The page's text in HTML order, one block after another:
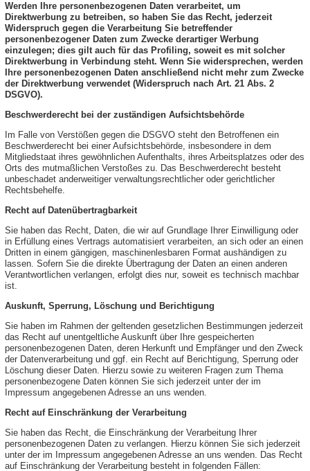
Werden Ihre personenbezogenen Daten verarbeitet, um
Direktwerbung zu betreiben, so haben Sie das Recht, jederzeit
Widerspruch gegen die Verarbeitung Sie betreffender
personenbezogener Daten zum Zwecke derartiger Werbung
einzulegen; dies gilt auch für das Profiling, soweit es mit solcher
Direktwerbung in Verbindung steht. Wenn Sie widersprechen, werden
Ihre personenbezogenen Daten anschließend nicht mehr zum Zwecke
der Direktwerbung verwendet (Widerspruch nach Art. 21 Abs. 2
DSGVO).
Beschwerderecht bei der zuständigen Aufsichtsbehörde
Im Falle von Verstößen gegen die DSGVO steht den Betroffenen ein
Beschwerderecht bei einer Aufsichtsbehörde, insbesondere in dem
Mitgliedstaat ihres gewöhnlichen Aufenthalts, ihres Arbeitsplatzes oder des
Orts des mutmaßlichen Verstoßes zu. Das Beschwerderecht besteht
unbeschadet anderweitiger verwaltungsrechtlicher oder gerichtlicher
Rechtsbehelfe.
Recht auf Datenübertragbarkeit
Sie haben das Recht, Daten, die wir auf Grundlage Ihrer Einwilligung oder
in Erfüllung eines Vertrags automatisiert verarbeiten, an sich oder an einen
Dritten in einem gängigen, maschinenlesbaren Format aushändigen zu
lassen. Sofern Sie die direkte Übertragung der Daten an einen anderen
Verantwortlichen verlangen, erfolgt dies nur, soweit es technisch machbar
ist.
Auskunft, Sperrung, Löschung und Berichtigung
Sie haben im Rahmen der geltenden gesetzlichen Bestimmungen jederzeit
das Recht auf unentgeltliche Auskunft über Ihre gespeicherten
personenbezogenen Daten, deren Herkunft und Empfänger und den Zweck
der Datenverarbeitung und ggf. ein Recht auf Berichtigung, Sperrung oder
Löschung dieser Daten. Hierzu sowie zu weiteren Fragen zum Thema
personenbezogene Daten können Sie sich jederzeit unter der im
Impressum angegebenen Adresse an uns wenden.
Recht auf Einschränkung der Verarbeitung
Sie haben das Recht, die Einschränkung der Verarbeitung Ihrer
personenbezogenen Daten zu verlangen. Hierzu können Sie sich jederzeit
unter der im Impressum angegebenen Adresse an uns wenden. Das Recht
auf Einschränkung der Verarbeitung besteht in folgenden Fällen: